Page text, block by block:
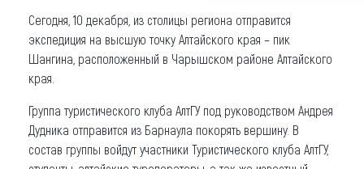
Новости
Что привезти (сувениры)
О регионе
Коллекция впечатлений
Другие рубрики
Сегодня, 10 декабря, из столицы региона отправится
экспедиция на высшую точку Алтайского края – пик
Шангина, расположенный в Чарышском районе Алтайского
края.
Группа туристического клуба АлтГУ под руководством Андрея
Дудника отправится из Барнаула покорять вершину. В
состав группы войдут участники Туристического клуба АлтГУ,